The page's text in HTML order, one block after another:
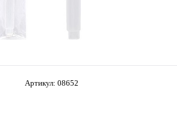
Артикул: 08652